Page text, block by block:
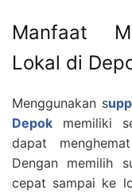
Manfaat
Lokal di
Menggunakan s
Depok
memiliki
dapat
Dengan memilih
cepat sampai ke